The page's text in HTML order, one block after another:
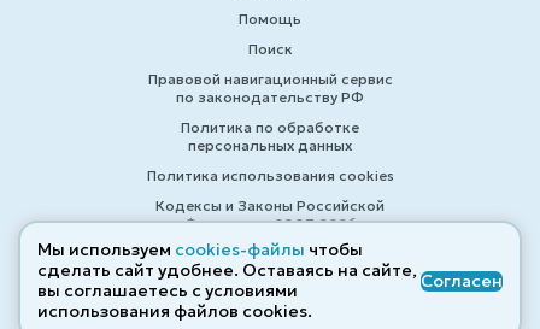
Помощь
Поиск
Правовой навигационный сервис
по законодательству РФ
Политика по обработке
персональных данных
Политика использования cookies
Кодексы и Законы Российской
Федерации 2007-2026
© ZAKONRF.INFO
Мы используем cookies-файлы чтобы
сделать сайт удобнее. Оставаясь на сайте,
вы соглашаетесь с условиями
использования файлов cооkies.
Согласен